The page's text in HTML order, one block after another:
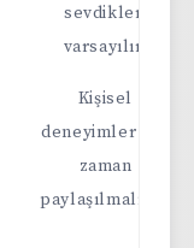
sevdikleri
varsayılır.
Kişisel
deneyimler her
zaman
paylaşılmalıdır.